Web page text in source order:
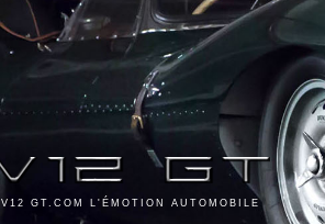
V12 GT.COM L'ÉMOTION AUTOMOBILE